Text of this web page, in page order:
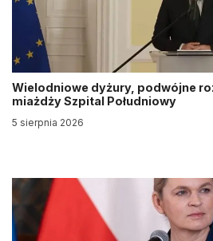
Wielodniowe dyżury, podwójne
miażdży Szpital Południowy
5 sierpnia 2026